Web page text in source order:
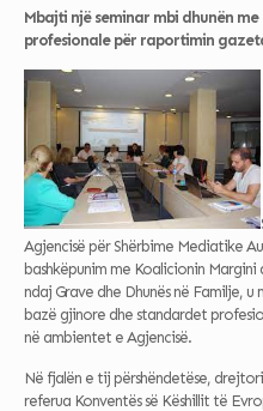
Mbajti një seminar mbi dhunën
profesionale për raportimin
Agjencisë për Shërbime Mediatike
bashkëpunim me Koalicionin
ndaj Grave dhe Dhunës në Familje,
bazë gjinore dhe standardet
në ambientet e Agjencisë.
Në fjalën e tij përshëndetëse,
referua Konventës së Këshillit të